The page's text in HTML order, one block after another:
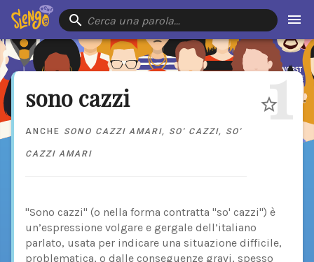
Cerca una parola…
sono cazzi
ANCHE SONO CAZZI AMARI, SO' CAZZI, SO'
CAZZI AMARI
1
"Sono cazzi" (o nella forma contratta "so' cazzi") è
un’espressione volgare e gergale dell’italiano
parlato, usata per indicare una situazione difficile,
problematica, o dalle conseguenze gravi, spesso